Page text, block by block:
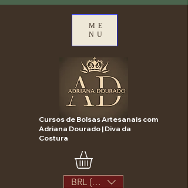
ME
NU
Cursos de Bolsas Artesanais com
Adriana Dourado | Diva da
Costura
BRL (R$)